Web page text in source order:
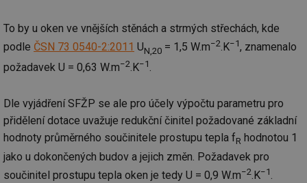
To by u oken ve vnějších stěnách a strmých střechách, kde
podle ČSN 73 0540-2:2011 UN,20 = 1,5 W.m−2.K−1, znamenalo
požadavek U = 0,63 W.m−2.K−1 .
Dle vyjádření SFŽP se ale pro účely výpočtu parametru pro
přidělení dotace uvažuje redukční činitel požadované základní
hodnoty průměrného součinitele prostupu tepla fR hodnotou 1
jako u dokončených budov a jejich změn. Požadavek pro
součinitel prostupu tepla oken je tedy U = 0,9 W.m−2.K−1 .